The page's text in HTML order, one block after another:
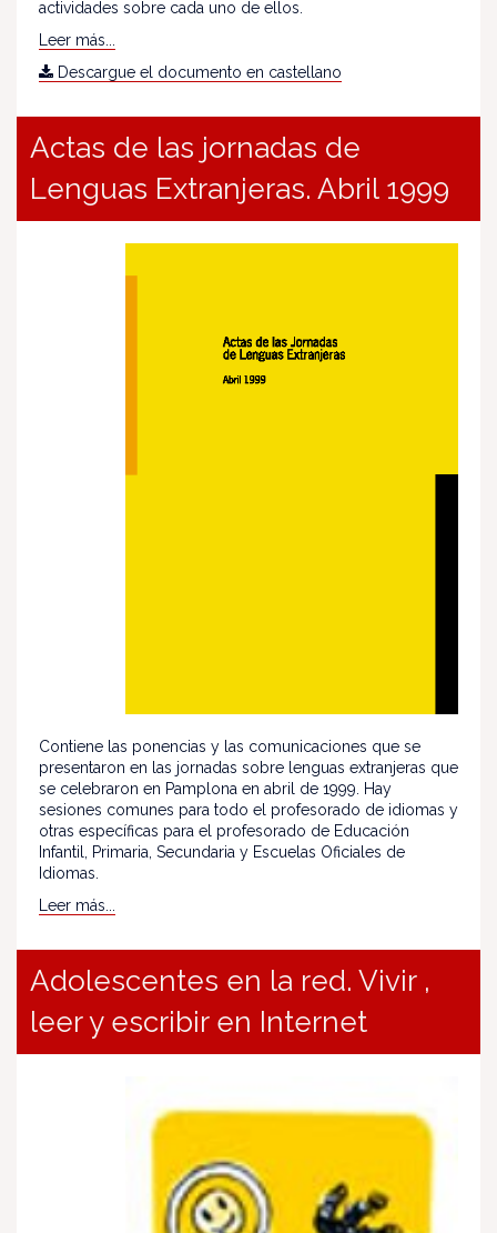
actividades sobre cada uno de ellos.
Leer más...
Descargue el documento en castellano
Actas de las jornadas de
Lenguas Extranjeras. Abril 1999
Contiene las ponencias y las comunicaciones que se
presentaron en las jornadas sobre lenguas extranjeras que
se celebraron en Pamplona en abril de 1999. Hay
sesiones comunes para todo el profesorado de idiomas y
otras específicas para el profesorado de Educación
Infantil, Primaria, Secundaria y Escuelas Oficiales de
Idiomas.
Leer más...
Adolescentes en la red. Vivir ,
leer y escribir en Internet